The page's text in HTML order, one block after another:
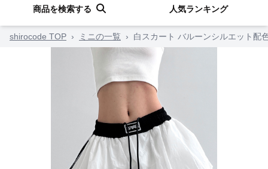
商品を検索する 人気ランキング
shirocode TOP › ミニの一覧 › 白スカート バルーンシルエット配